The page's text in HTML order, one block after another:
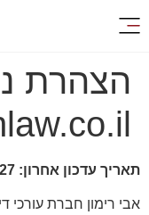
הצהרת
תאריך עדכון אחרון: 27 באפריל 2026
אבי רימון חברת עורכי